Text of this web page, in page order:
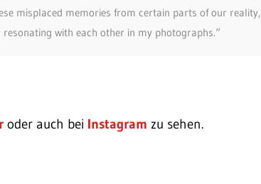
misplaced memories from certain parts of our reality,
with each other in my photographs.“
oder auch bei Instagram zu sehen.